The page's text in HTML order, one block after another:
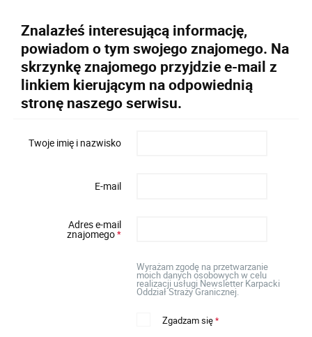
Znalazłeś interesującą informację,
powiadom o tym swojego znajomego. Na
skrzynkę znajomego przyjdzie e-mail z
linkiem kierującym na odpowiednią
stronę naszego serwisu.
Twoje imię i nazwisko
E-mail
Adres e-mail
znajomego*
Wyrażam zgodę na przetwarzanie
moich danych osobowych w celu
realizacji usługi Newsletter Karpacki
Oddział Straży Granicznej.
Zgadzam się*